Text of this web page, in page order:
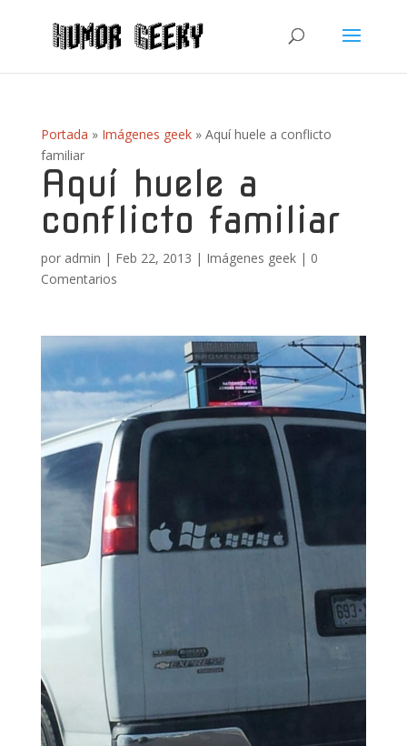
Portada » Imágenes geek» Aquí huele a conflicto
familiar
Aquí huele a
conflicto familiar
por admin | Feb 22, 2013 | Imágenes geek| 0
Comentarios